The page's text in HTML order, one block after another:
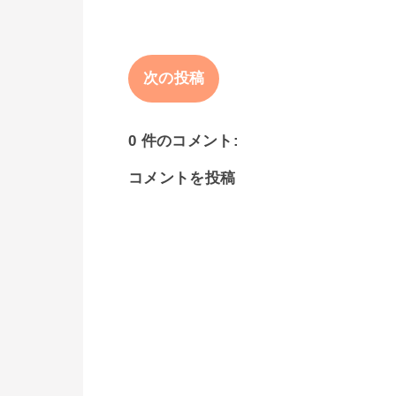
次の投稿
0 件のコメント:
コメントを投稿